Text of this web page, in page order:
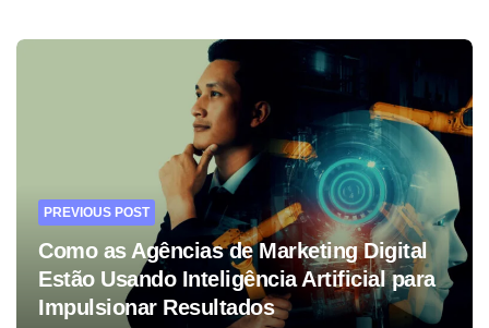
Post
PREVIOUS POST
Como as Agências de Marketing Digital
Estão Usando Inteligência Artificial para
Impulsionar Resultados